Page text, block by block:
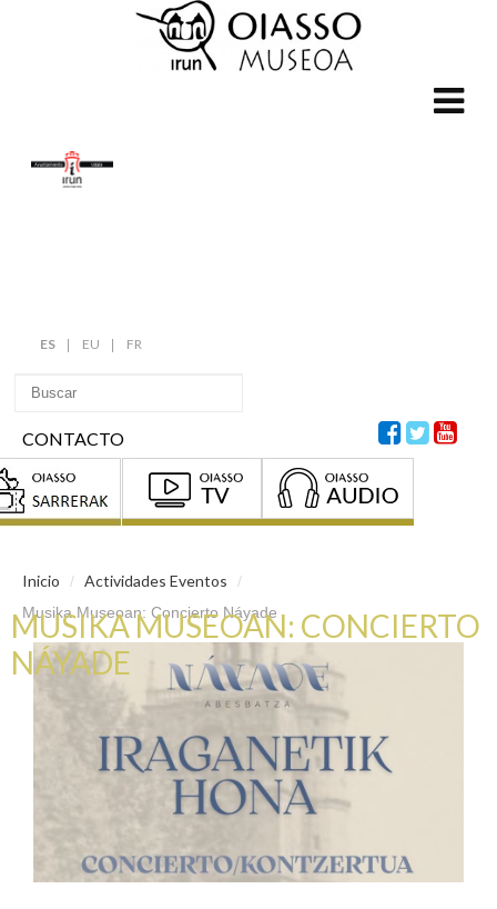
ES EU FR
CONTACTO
Inicio / Actividades Eventos
/
Musika Museoan: Concierto Náyade
MUSIKA MUSEOAN: CONCIERTO
NÁYADE